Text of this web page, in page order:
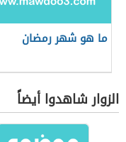
ما هو شهر رمضان
الزوار شاهدوا أيضاً